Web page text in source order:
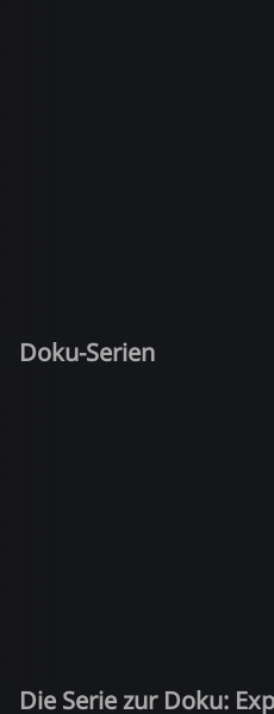
Doku-Serien
Die Serie zur Doku: